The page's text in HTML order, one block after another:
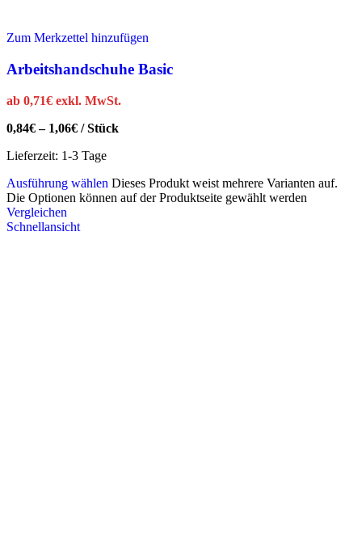
Zum Merkzettel hinzufügen
Arbeitshandschuhe Basic
ab 0,71€ exkl. MwSt.
0,84€– 1,06€ /Stück
Lieferzeit: 1-3 Tage
Ausführung wählen Dieses Produkt weist mehrere Varianten auf.
Die Optionen können auf der Produktseite gewählt werden
Vergleichen
Schnellansicht